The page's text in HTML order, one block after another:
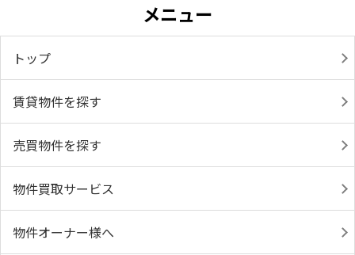
メニュー
トップ
賃貸物件を探す
売買物件を探す
物件買取サービス
物件オーナー様へ